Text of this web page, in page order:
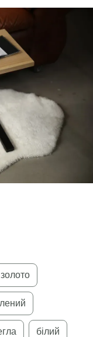
золото
білий